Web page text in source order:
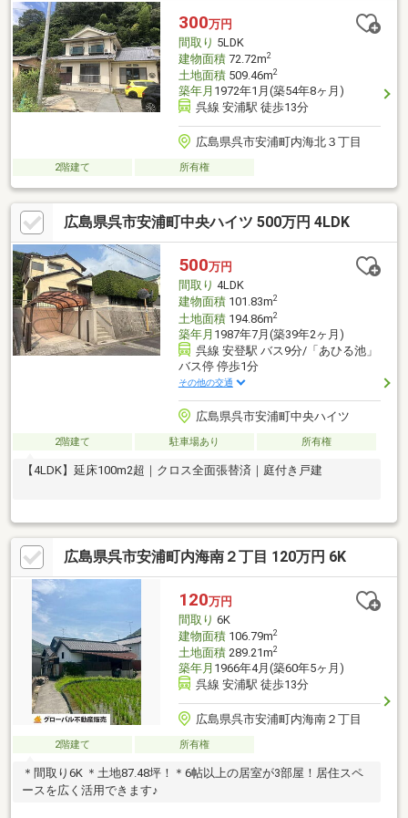
300万円
間取り 5LDK
建物面積72.72m2
土地面積509.46m2
築年月 1972年1月(築54年8ヶ月)
呉線 安浦駅 徒歩13分
広島県呉市安浦町内海北３丁目
2階建て 所有権
広島県呉市安浦町中央ハイツ 500万円 4LDK
500万円
間取り 4LDK
建物面積101.83m2
土地面積194.86m2
築年月 1987年7月(築39年2ヶ月)
呉線 安登駅 バス9分/「あひる池」
バス停 停歩1分
その他の交通
広島県呉市安浦町中央ハイツ
2階建て 駐車場あり 所有権
【4LDK】延床100m2超｜クロス全面張替済｜庭付き戸建
広島県呉市安浦町内海南２丁目 120万円 6K
120万円
間取り 6K
建物面積106.79m2
土地面積289.21m2
築年月 1966年4月(築60年5ヶ月)
呉線 安浦駅 徒歩13分
広島県呉市安浦町内海南２丁目
2階建て 所有権
＊間取り6K ＊土地87.48坪！＊6帖以上の居室が3部屋！居住スペ
ースを広く活用できます♪